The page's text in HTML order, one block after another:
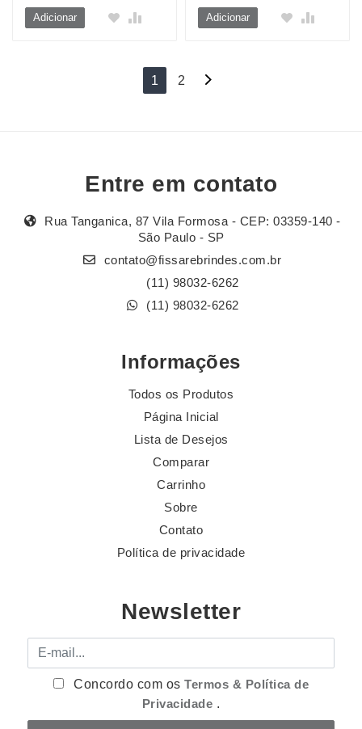
Adicionar Adicionar
Navegação
1 2
Entre em contato
Rua Tanganica, 87 Vila Formosa - CEP: 03359-140 -
São Paulo - SP
contato@fissarebrindes.com.br
(11) 98032-6262
(11) 98032-6262
Informações
Todos os Produtos
Página Inicial
Lista de Desejos
Comparar
Carrinho
Sobre
Contato
Política de privacidade
Newsletter
E-mail
Concordo com osTermos & Política de
Privacidade .